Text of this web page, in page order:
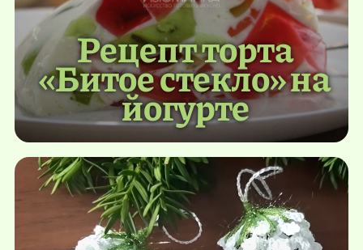
Рецепт торта
«Битое стекло» на
йогурте